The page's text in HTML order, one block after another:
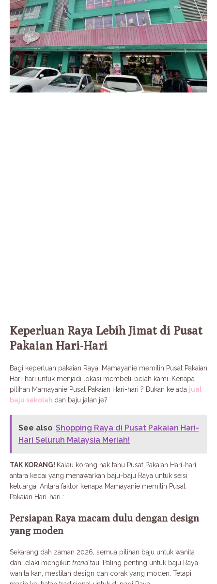
Keperluan Raya Lebih Jimat di Pusat
Pakaian Hari-Hari
Bagi keperluan pakaian Raya, Mamayanie memilih Pusat Pakaian
Hari-hari untuk menjadi lokasi membeli-belah kami. Kenapa
pilihan Mamayanie Pusat Pakaian Hari-hari ? Bukan ke ada jual
baju sekolah dan baju jalan je?
See also Shopping Raya di Pusat Pakaian Hari-
Hari Seluruh Malaysia Meriah!
TAK KORANG! Kalau korang nak tahu Pusat Pakaian Hari-hari
antara kedai yang menawarkan baju-baju Raya untuk seisi
keluarga. Antara faktor kenapa Mamayanie memilih Pusat
Pakaian Hari-hari :
Persiapan Raya macam dulu dengan design
yang moden
Sekarang dah zaman 2026, semua pilihan baju untuk wanita
dan lelaki mengikut trendtau. Paling penting untuk baju Raya
wanita kan, mestilah design dan corak yang moden. Tetapi